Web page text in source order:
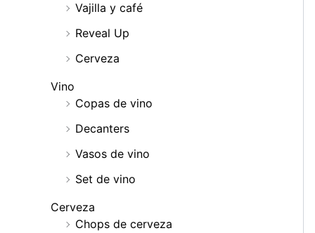
Vajilla y café
Reveal Up
Cerveza
Vino
Copas de vino
Decanters
Vasos de vino
Set de vino
Cerveza
Chops de cerveza